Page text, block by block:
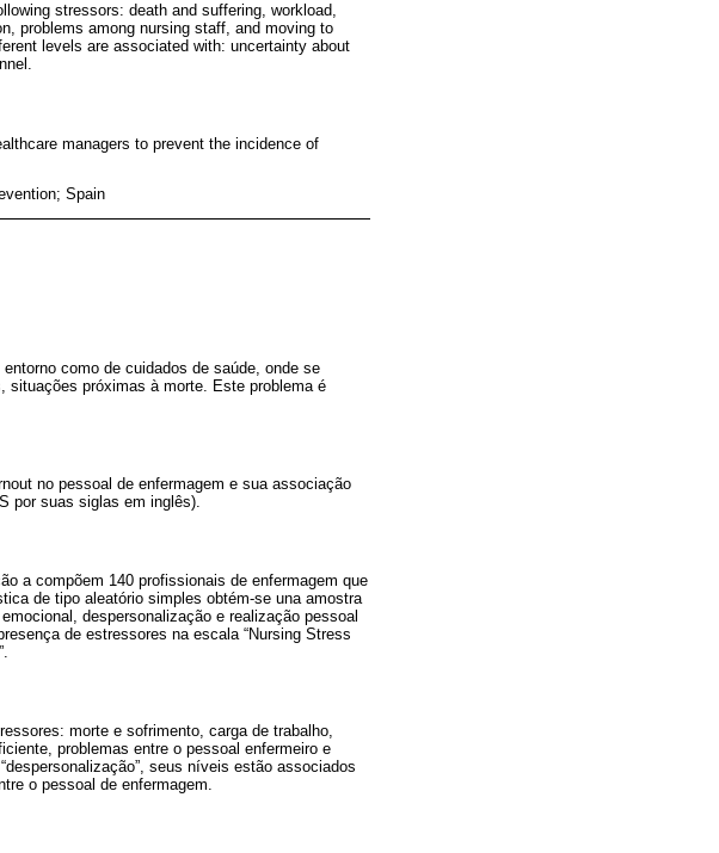
stressors: death and suffering, workload,
problems among nursing staff, and moving to
levels are associated with: uncertainty about
managers to prevent the incidence of
Spain
como de cuidados de saúde, onde se
próximas à morte. Este problema é
no pessoal de enfermagem e sua associação
por suas siglas em inglês).
a compõem 140 profissionais de enfermagem que
de tipo aleatório simples obtém-se una amostra
despersonalização e realização pessoal
de estressores na escala “Nursing Stress
morte e sofrimento, carga de trabalho,
problemas entre o pessoal enfermeiro e
seus níveis estão associados
o pessoal de enfermagem.